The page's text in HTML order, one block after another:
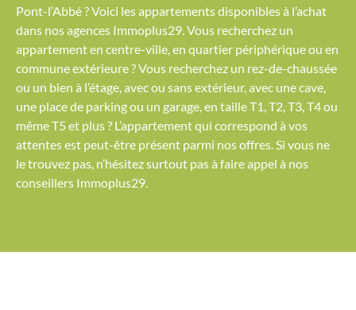
Pont-l’Abbé ? Voici les appartements disponibles à l’achat
dans nos agences Immoplus29. Vous recherchez un
appartement en centre-ville, en quartier périphérique ou en
commune extérieure ? Vous recherchez un rez-de-chaussée
ou un bien à l’étage, avec ou sans extérieur, avec une cave,
une place de parking ou un garage, en taille T1, T2, T3, T4 ou
même T5 et plus ? L’appartement qui correspond à vos
attentes est peut-être présent parmi nos offres. Si vous ne
le trouvez pas, n’hésitez surtout pas à faire appel à nos
conseillers Immoplus29.